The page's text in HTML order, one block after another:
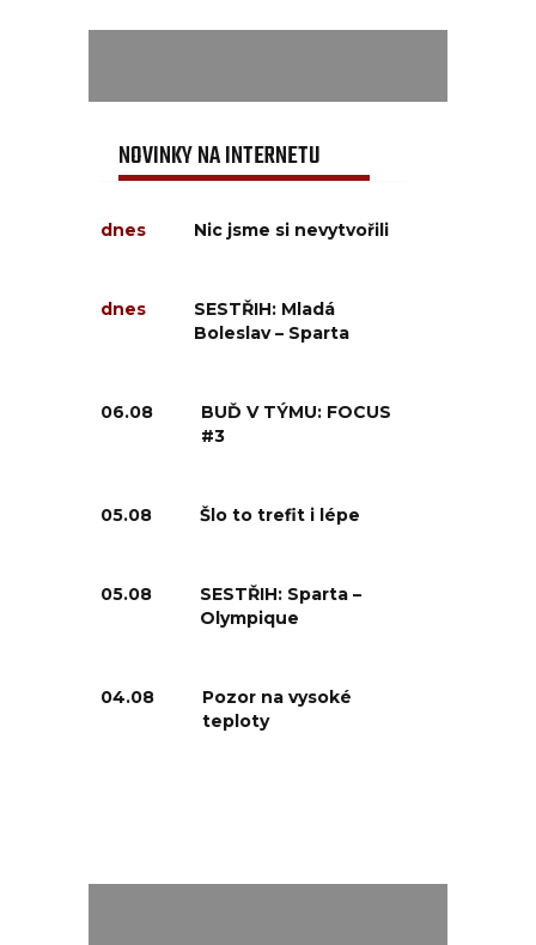
NOVINKY NA INTERNETU
dnes Nic jsme si nevytvořili
dnes
SESTŘIH: Mladá
Boleslav – Sparta
06.08
BUĎ V TÝMU: FOCUS
#3
05.08 Šlo to trefit i lépe
05.08
SESTŘIH: Sparta –
Olympique
04.08
Pozor na vysoké
teploty